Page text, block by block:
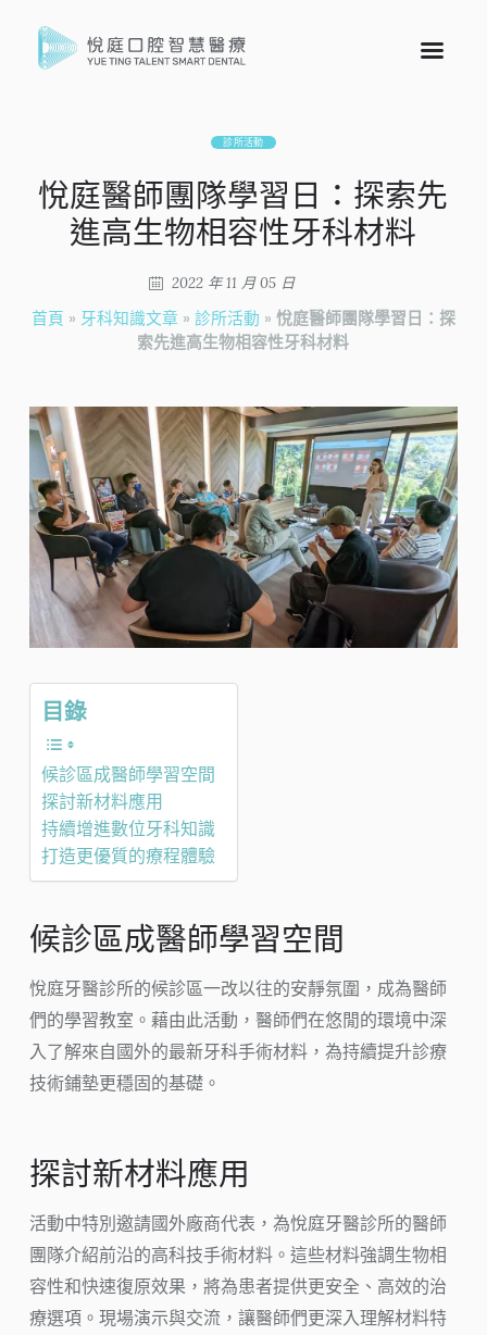
診所活動
悅庭醫師團隊學習日：探索先
進高生物相容性牙科材料
2022 年 11 月 05 日
首頁 » 牙科知識文章 » 診所活動 » 悅庭醫師團隊學習日：探
索先進高生物相容性牙科材料
目錄
候診區成醫師學習空間
探討新材料應用
持續增進數位牙科知識
打造更優質的療程體驗
候診區成醫師學習空間
悅庭牙醫診所的候診區一改以往的安靜氛圍，成為醫師
們的學習教室。藉由此活動，醫師們在悠閒的環境中深
入了解來自國外的最新牙科手術材料，為持續提升診療
技術鋪墊更穩固的基礎。
探討新材料應用
活動中特別邀請國外廠商代表，為悅庭牙醫診所的醫師
團隊介紹前沿的高科技手術材料。這些材料強調生物相
容性和快速復原效果，將為患者提供更安全、高效的治
療選項。現場演示與交流，讓醫師們更深入理解材料特